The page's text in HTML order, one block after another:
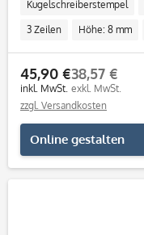
Kugelschreiberstempel
3 Zeilen Höhe: 8 mm
45,90 €
inkl. MwSt.
38,57 €
exkl. MwSt.
zzgl. Versandkosten
Online gestalten